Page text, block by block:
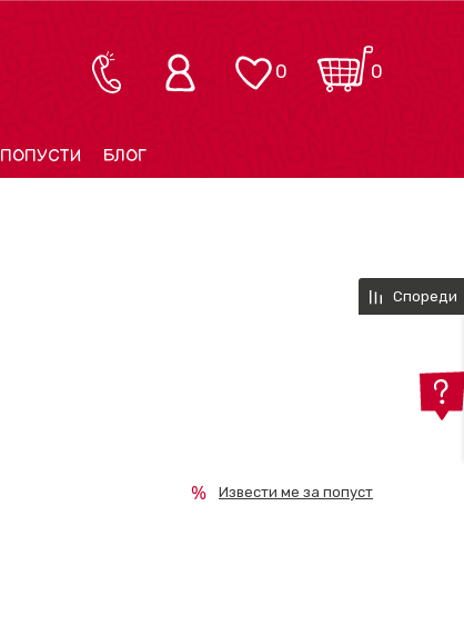
0
0
ПОПУСТИ БЛОГ
Извести ме за попуст
Спореди